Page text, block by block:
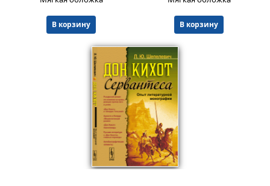
В корзину В корзину
679₽